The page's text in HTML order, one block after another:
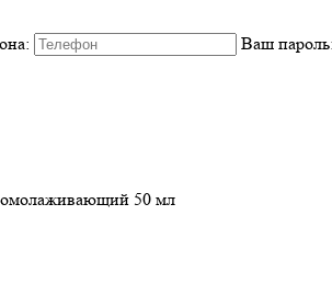
Ваш пароль:
50 мл